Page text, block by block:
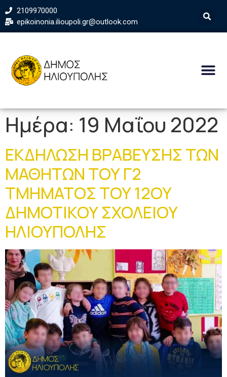
2109970000
epikoinonia.ilioupoli.gr@outlook.com
Ημέρα: 19 Μαΐου 2022
ΕΚΔΗΛΩΣΗ ΒΡΑΒΕΥΣΗΣ ΤΩΝ
ΜΑΘΗΤΩΝ ΤΟΥ Γ2
ΤΜΗΜΑΤΟΣ ΤΟΥ 12ΟΥ
ΔΗΜΟΤΙΚΟΥ ΣΧΟΛΕΙΟΥ
ΗΛΙΟΥΠΟΛΗΣ